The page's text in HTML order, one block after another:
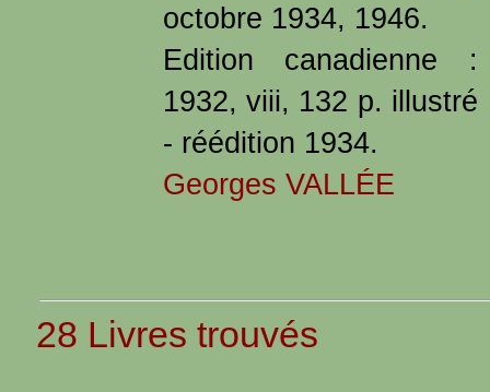
octobre 1934, 1946.
Edition canadienne :
1932, viii, 132 p. illustré
- réédition 1934.
Georges VALLÉE
28 Livres trouvés